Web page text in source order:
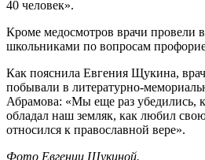
40 человек».
Кроме медосмотров врачи провели
школьниками по вопросам
Как пояснила Евгения Щукина,
побывали в литературно-
Абрамова: «Мы еще раз убедились,
обладал наш земляк, как любил
относился к православной вере».
Фото Евгении Щукиной.